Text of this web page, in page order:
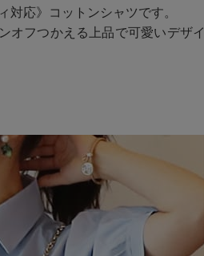
対応》コットンシャツです。
オフつかえる上品で可愛いデザイ